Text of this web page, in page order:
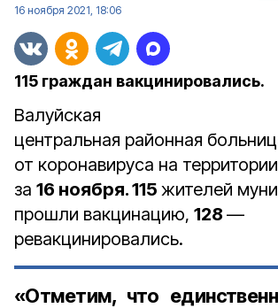
16 ноября 2021, 18:06
115 граждан вакцинировались.
Валуйская
центральная районная
от коронавируса на
за 16 ноября. 115 жителей
прошли вакцинацию, 128 —
ревакцинировались.
«Отметим, что